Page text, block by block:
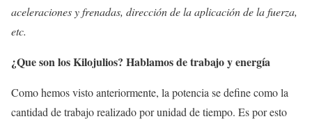
aceleraciones y frenadas, dirección de la aplicación de la fuerza,
etc.
¿Que son los Kilojulios? Hablamos de trabajo y energía
Como hemos visto anteriormente, la potencia se define como la
cantidad de trabajo realizado por unidad de tiempo. Es por esto